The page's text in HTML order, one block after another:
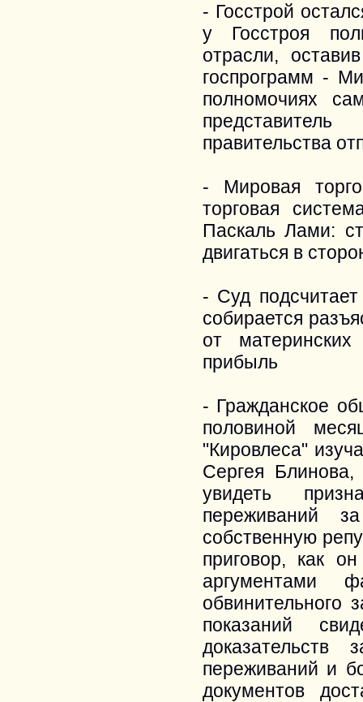
- Госстрой
у Госстроя
отрасли,
госпрограмм -
полномочиях
правительства
- Мировая
торговая
Паскаль Лами:
двигаться в
- Суд
собирается
от
прибыль
- Гражданское
половиной
"Кировлеса"
Сергея
увидеть
переживаний
собственную
приговор, как
аргументами
обвинительного
показаний
переживаний и
документов